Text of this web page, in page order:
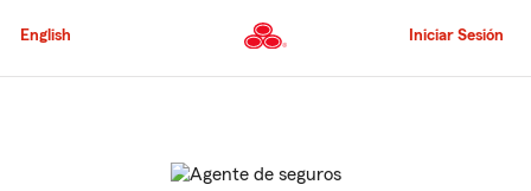
al
principal
English Iniciar Sesión